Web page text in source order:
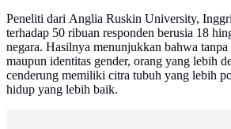
Peneliti dari Anglia Ruskin University,
terhadap 50 ribuan responden berusia 18
negara. Hasilnya menunjukkan bahwa tanpa
maupun identitas gender, orang yang lebih
cenderung memiliki citra tubuh yang lebih
hidup yang lebih baik.